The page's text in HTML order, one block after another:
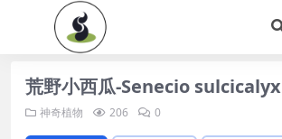
荒野小西瓜-Senecio sulcicalyx
神奇植物 206 0